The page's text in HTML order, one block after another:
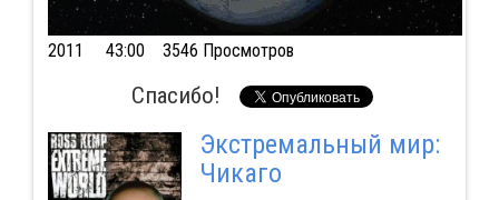
2011 43:00 3546 Просмотров
Спасибо!
Экстремальный мир:
Чикаго